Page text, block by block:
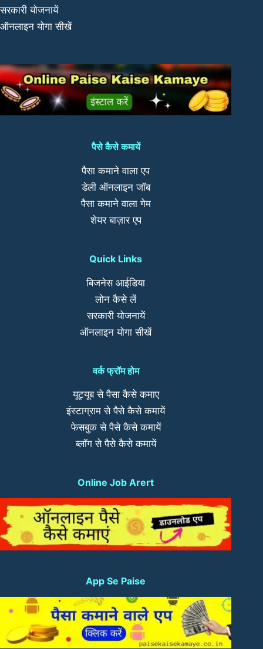
सरकारी योजनायें
ऑनलाइन योगा सीखें
पैसे कैसे कमायें
पैसा कमाने वाला एप
डेली ऑनलाइन जॉब
पैसा कमाने वाला गेम
शेयर बाज़ार एप
Quick Links
बिजनेस आईडिया
लोन कैसे लें
सरकारी योजनायें
ऑनलाइन योगा सीखें
वर्क फ्रॉम होम
यूट्यूब से पैसा कैसे कमाए
इंस्टाग्राम से पैसे कैसे कमायें
फेसबुक से पैसे कैसे कमायें
ब्लॉग से पैसे कैसे कमायें
Online Job Arert
App Se Paise